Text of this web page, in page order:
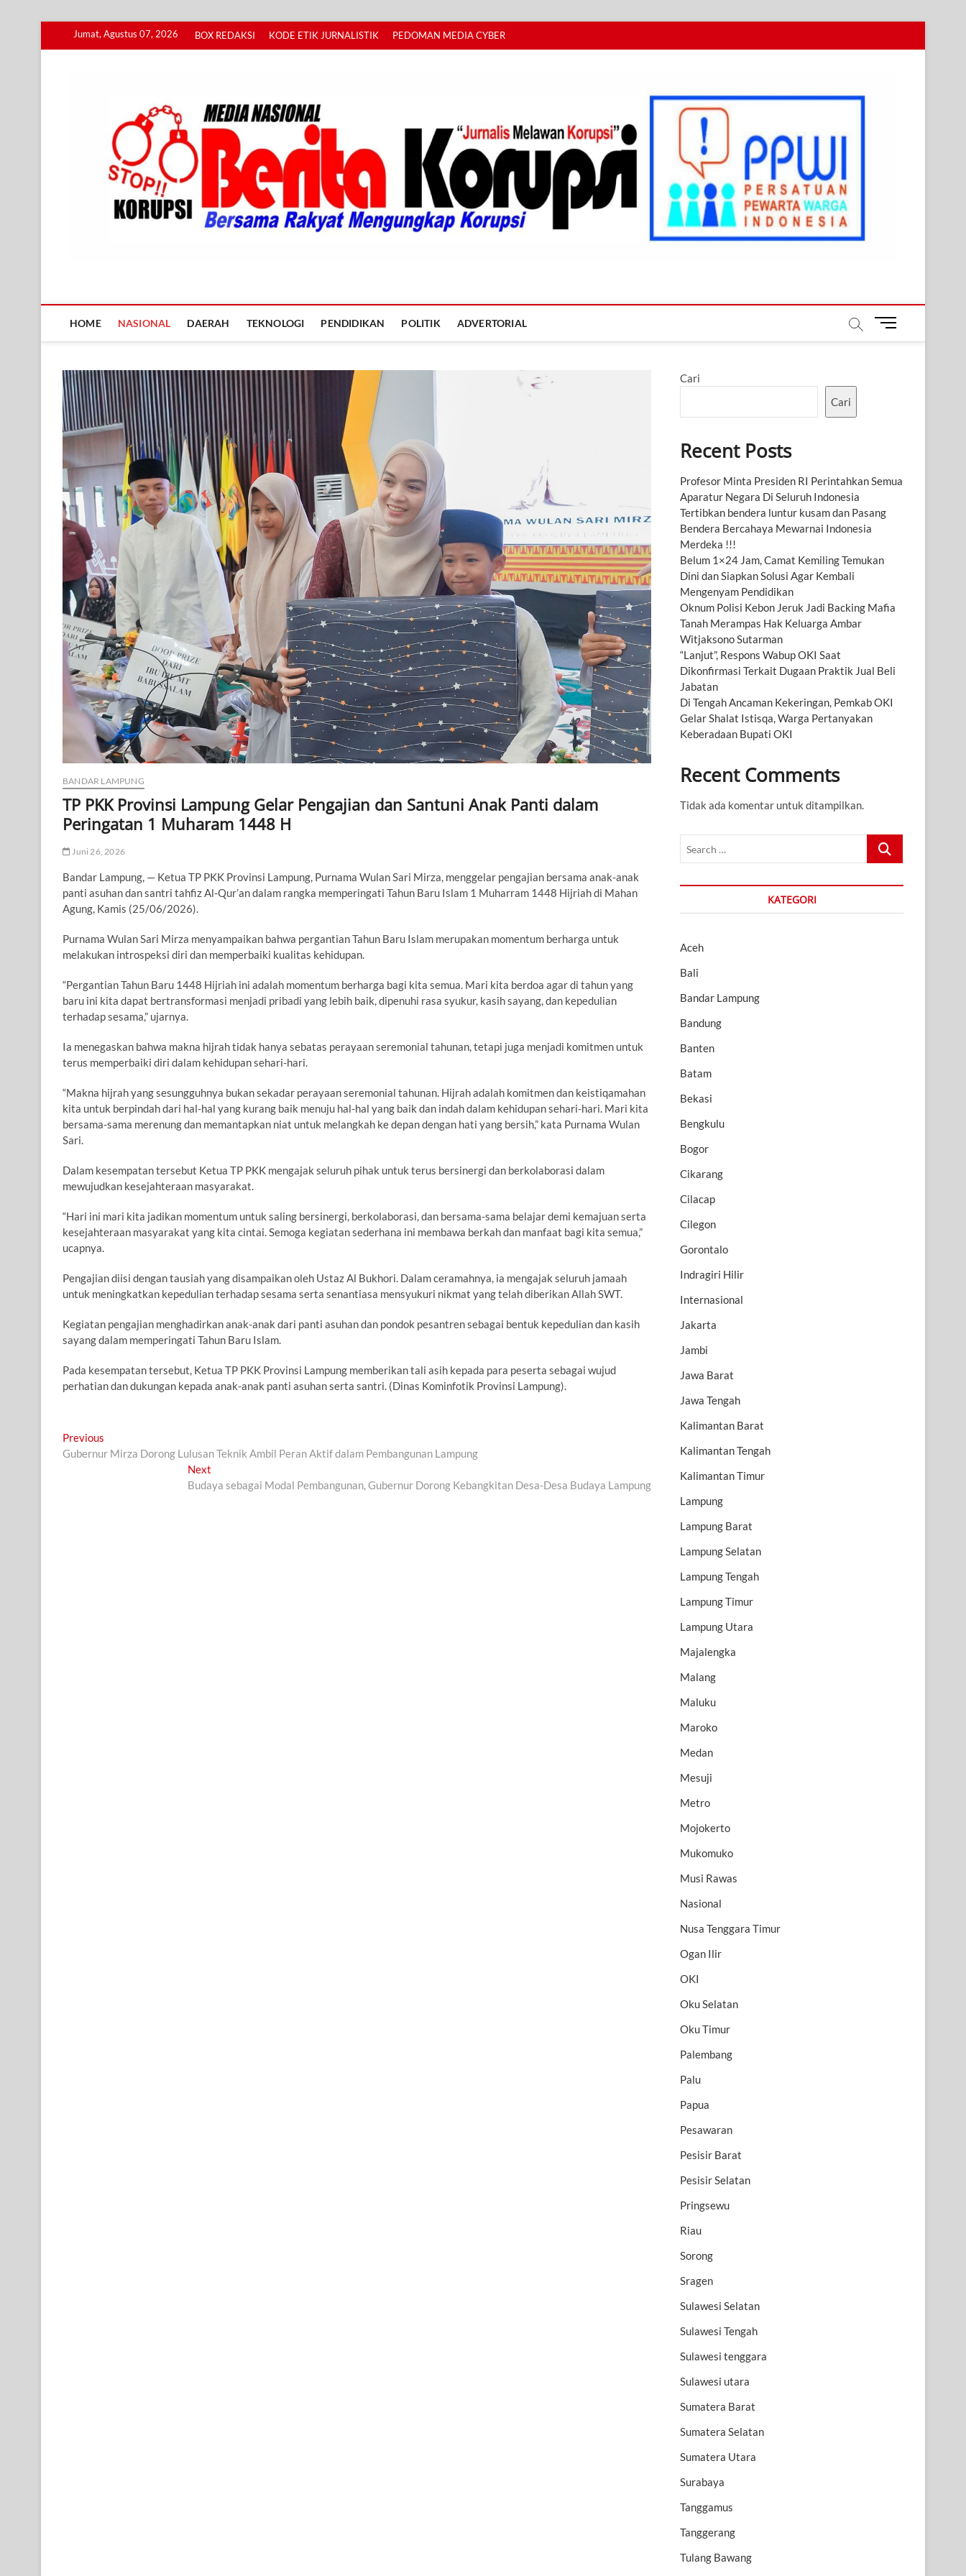
Jumat, Agustus 07, 2026 BOX REDAKSI KODE ETIK JURNALISTIK PEDOMAN MEDIA CYBER
HOME NASIONAL DAERAH TEKNOLOGI PENDIDIKAN POLITIK ADVERTORIAL
M
BANDAR LAMPUNG
TP PKK Provinsi Lampung Gelar Pengajian dan Santuni Anak Panti dalam
Peringatan 1 Muharam 1448 H
Juni 26, 2026
Bandar Lampung, — Ketua TP PKK Provinsi Lampung, Purnama Wulan Sari Mirza, menggelar pengajian bersama anak-anak
panti asuhan dan santri tahfiz Al-Qur’an dalam rangka memperingati Tahun Baru Islam 1 Muharram 1448 Hijriah di Mahan
Agung, Kamis (25/06/2026).
Purnama Wulan Sari Mirza menyampaikan bahwa pergantian Tahun Baru Islam merupakan momentum berharga untuk
melakukan introspeksi diri dan memperbaiki kualitas kehidupan.
“Pergantian Tahun Baru 1448 Hijriah ini adalah momentum berharga bagi kita semua. Mari kita berdoa agar di tahun yang
baru ini kita dapat bertransformasi menjadi pribadi yang lebih baik, dipenuhi rasa syukur, kasih sayang, dan kepedulian
terhadap sesama,” ujarnya.
Ia menegaskan bahwa makna hijrah tidak hanya sebatas perayaan seremonial tahunan, tetapi juga menjadi komitmen untuk
terus memperbaiki diri dalam kehidupan sehari-hari.
“Makna hijrah yang sesungguhnya bukan sekadar perayaan seremonial tahunan. Hijrah adalah komitmen dan keistiqamahan
kita untuk berpindah dari hal-hal yang kurang baik menuju hal-hal yang baik dan indah dalam kehidupan sehari-hari. Mari kita
bersama-sama merenung dan memantapkan niat untuk melangkah ke depan dengan hati yang bersih,” kata Purnama Wulan
Sari.
Dalam kesempatan tersebut Ketua TP PKK mengajak seluruh pihak untuk terus bersinergi dan berkolaborasi dalam
mewujudkan kesejahteraan masyarakat.
“Hari ini mari kita jadikan momentum untuk saling bersinergi, berkolaborasi, dan bersama-sama belajar demi kemajuan serta
kesejahteraan masyarakat yang kita cintai. Semoga kegiatan sederhana ini membawa berkah dan manfaat bagi kita semua,”
ucapnya.
Pengajian diisi dengan tausiah yang disampaikan oleh Ustaz Al Bukhori. Dalam ceramahnya, ia mengajak seluruh jamaah
untuk meningkatkan kepedulian terhadap sesama serta senantiasa mensyukuri nikmat yang telah diberikan Allah SWT.
Kegiatan pengajian menghadirkan anak-anak dari panti asuhan dan pondok pesantren sebagai bentuk kepedulian dan kasih
sayang dalam memperingati Tahun Baru Islam.
Pada kesempatan tersebut, Ketua TP PKK Provinsi Lampung memberikan tali asih kepada para peserta sebagai wujud
perhatian dan dukungan kepada anak-anak panti asuhan serta santri. (Dinas Kominfotik Provinsi Lampung).
Navigasi
pos
Previous
post:
Gubernur Mirza Dorong Lulusan Teknik Ambil Peran Aktif dalam Pembangunan Lampung
Next
post:
Budaya sebagai Modal Pembangunan, Gubernur Dorong Kebangkitan Desa-Desa Budaya Lampung
Cari
Cari
Recent Posts
Profesor Minta Presiden RI Perintahkan Semua
Aparatur Negara Di Seluruh Indonesia
Tertibkan bendera luntur kusam dan Pasang
Bendera Bercahaya Mewarnai Indonesia
Merdeka !!!
Belum 1×24 Jam, Camat Kemiling Temukan
Dini dan Siapkan Solusi Agar Kembali
Mengenyam Pendidikan
Oknum Polisi Kebon Jeruk Jadi Backing Mafia
Tanah Merampas Hak Keluarga Ambar
Witjaksono Sutarman
“Lanjut”, Respons Wabup OKI Saat
Dikonfirmasi Terkait Dugaan Praktik Jual Beli
Jabatan
Di Tengah Ancaman Kekeringan, Pemkab OKI
Gelar Shalat Istisqa, Warga Pertanyakan
Keberadaan Bupati OKI
Recent Comments
Tidak ada komentar untuk ditampilkan.
Search
KATEGORI
Aceh
Bali
Bandar Lampung
Bandung
Banten
Batam
Bekasi
Bengkulu
Bogor
Cikarang
Cilacap
Cilegon
Gorontalo
Indragiri Hilir
Internasional
Jakarta
Jambi
Jawa Barat
Jawa Tengah
Kalimantan Barat
Kalimantan Tengah
Kalimantan Timur
Lampung
Lampung Barat
Lampung Selatan
Lampung Tengah
Lampung Timur
Lampung Utara
Majalengka
Malang
Maluku
Maroko
Medan
Mesuji
Metro
Mojokerto
Mukomuko
Musi Rawas
Nasional
Nusa Tenggara Timur
Ogan Ilir
OKI
Oku Selatan
Oku Timur
Palembang
Palu
Papua
Pesawaran
Pesisir Barat
Pesisir Selatan
Pringsewu
Riau
Sorong
Sragen
Sulawesi Selatan
Sulawesi Tengah
Sulawesi tenggara
Sulawesi utara
Sumatera Barat
Sumatera Selatan
Sumatera Utara
Surabaya
Tanggamus
Tanggerang
Tulang Bawang